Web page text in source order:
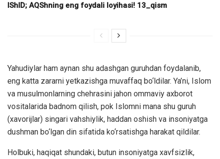
IShID; AQShning eng foydali loyihasi! 13_qism
Yahudiylar ham aynan shu adashgan guruhdan foydalanib,
eng katta zararni yetkazishga muvaffaq bo‘ldilar. Ya’ni, Islom
va musulmonlarning chehrasini jahon ommaviy axborot
vositalarida badnom qilish, pok Islomni mana shu guruh
(xavorijlar) singari vahshiylik, haddan oshish va insoniyatga
dushman bo‘lgan din sifatida ko‘rsatishga harakat qildilar.
Holbuki, haqiqat shundaki, butun insoniyatga xavfsizlik,